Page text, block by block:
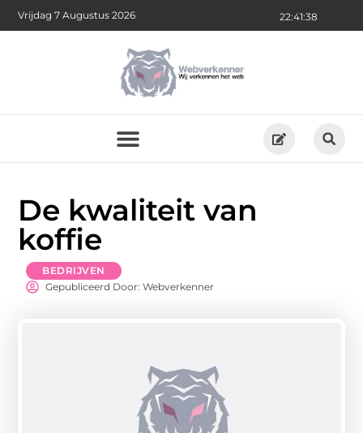
22:41:39
Vrijdag 7 Augustus 2026
De kwaliteit van
koffie
BEDRIJVEN
Gepubliceerd Door: Webverkenner